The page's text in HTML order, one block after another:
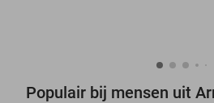
Populair bij mensen uit